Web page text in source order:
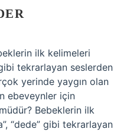
ilk kelimeleri
gibi tekrarlayan seslerden
yerinde yaygın olan
ebeveynler için
Bebeklerin ilk
“dede” gibi tekrarlayan